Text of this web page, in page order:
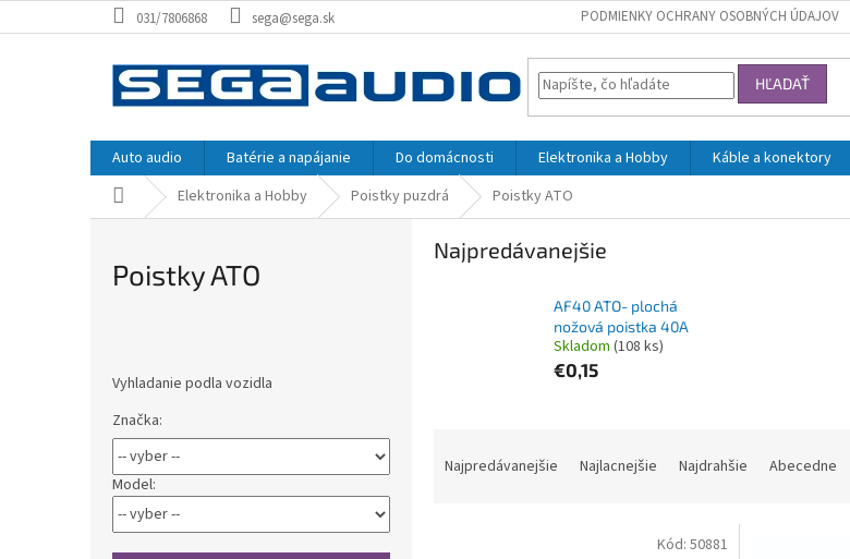
na
031/7806868 sega@sega.sk PODMIENKY OCHRANY OSOBNÝCH ÚDAJOV
HĽADAŤ
Auto audio Batérie a napájanie Do domácnosti Elektronika a Hobby Káble a konektory
DomovElektronika a Hobby Poistky puzdrá Poistky ATO
Poistky ATO
Vyhladanie podla vozidla
Značka:
Model:
Najpredávanejšie
AF40 ATO- plochá
nožová poistka 40A
Skladom (108 ks)
€0,15
Najpredávanejšie Najlacnejšie Najdrahšie Abecedne
Kód: 50881